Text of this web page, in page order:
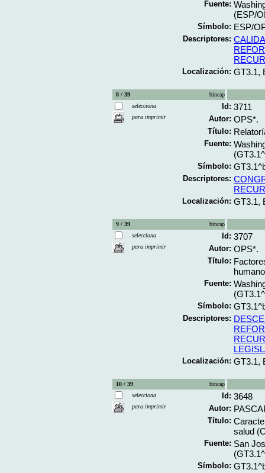
Fuente:
(ESP/
Símbolo: ESP/
Descriptores:
Localización: GT3.1,
8 / 39
bincap
selecciona
para imprimir
Id: 3711
Autor: OPS*.
Título:
Fuente:
Símbolo:
Descriptores:
Localización: GT3.1,
9 / 39
bincap
selecciona
para imprimir
Id: 3707
Autor: OPS*.
Título:
Fuente:
Símbolo:
Descriptores:
Localización: GT3.1,
10 / 39
bincap
selecciona
para imprimir
Id: 3648
Autor:
Título:
salud
Fuente: San
Símbolo: